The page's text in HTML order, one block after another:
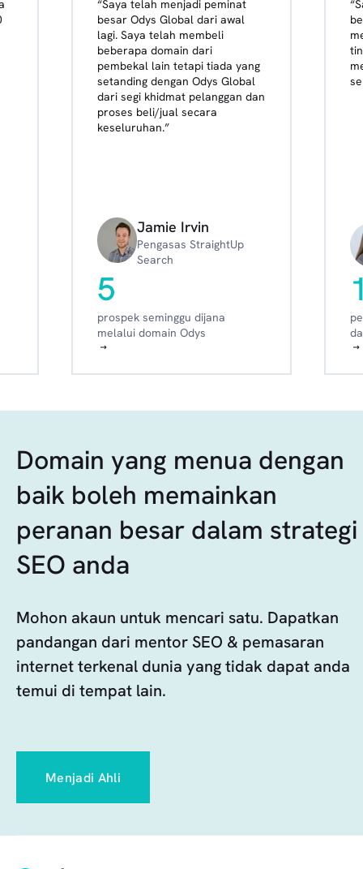
“Saya telah menjadi peminat
besar Odys Global dari awal
lagi. Saya telah membeli
beberapa domain dari
pembekal lain tetapi tiada yang
setanding dengan Odys Global
dari segi khidmat pelanggan dan
proses beli/jual secara
keseluruhan.”
Jamie Irvin
Pengasas StraightUp
Search
5
prospek seminggu dijana
melalui domain Odys
Domain yang menua dengan
baik boleh memainkan
peranan besar dalam strategi
SEO anda
Mohon akaun untuk mencari satu. Dapatkan
pandangan dari mentor SEO & pemasaran
internet terkenal dunia yang tidak dapat anda
temui di tempat lain.
Menjadi Ahli